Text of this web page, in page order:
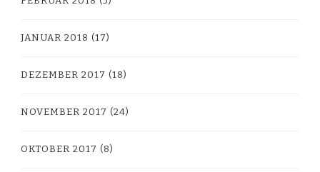
JANUAR 2018 (17)
DEZEMBER 2017 (18)
NOVEMBER 2017 (24)
OKTOBER 2017 (8)